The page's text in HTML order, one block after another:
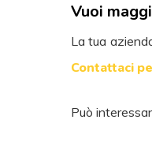
Vuoi
La tua
Contattaci
Può